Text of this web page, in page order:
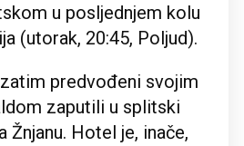
u posljednjem kolu
(utorak, 20:45, Poljud).
predvođeni svojim
zaputili u splitski
Žnjanu. Hotel je, inače,